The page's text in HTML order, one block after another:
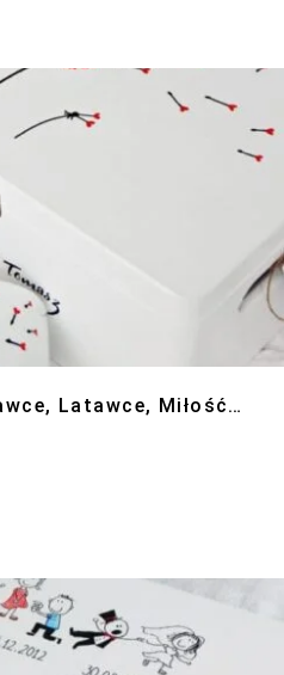
Latawce, Miłość…